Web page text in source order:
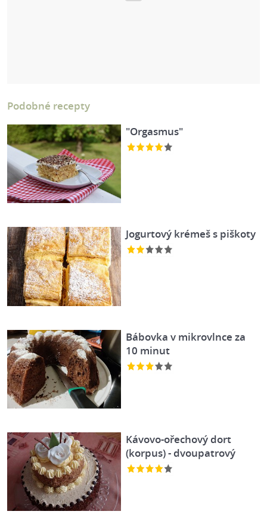
Podobné recepty
"Orgasmus"
Jogurtový krémeš s piškoty
Bábovka v mikrovlnce za
10 minut
Kávovo-ořechový dort
(korpus) - dvoupatrový